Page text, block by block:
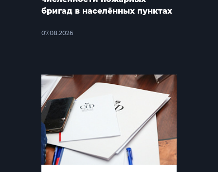
бригад в населённых пунктах
07.08.2026